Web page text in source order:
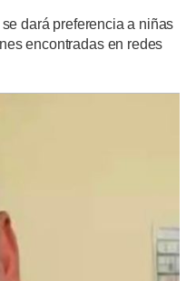
dará preferencia a niñas
encontradas en redes